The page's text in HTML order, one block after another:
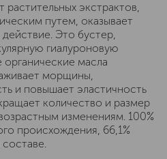
экстрактов,
путем, оказывает
Это бустер,
гиалуроновую
масла
морщины,
и повышает эластичность
количество и размер
изменениям. 100%
происхождения, 66,1%